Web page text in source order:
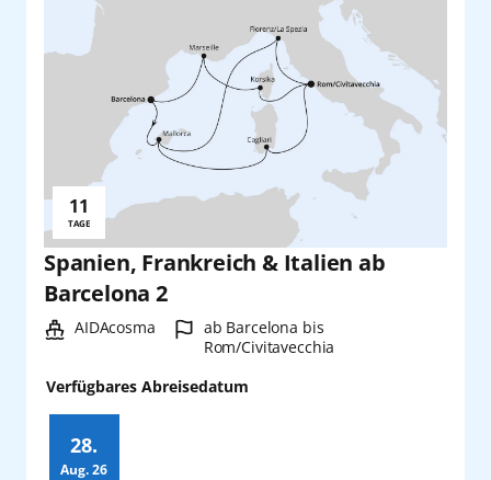
Spanien, Frankreich & Italien ab
Barcelona 2
Schiff:
AIDAcosma Hafen:
ab Barcelona bis
Rom/Civitavecchia
Verfügbares Abreisedatum
28.
Aug. 26
Reisedauer:
11
TAGE